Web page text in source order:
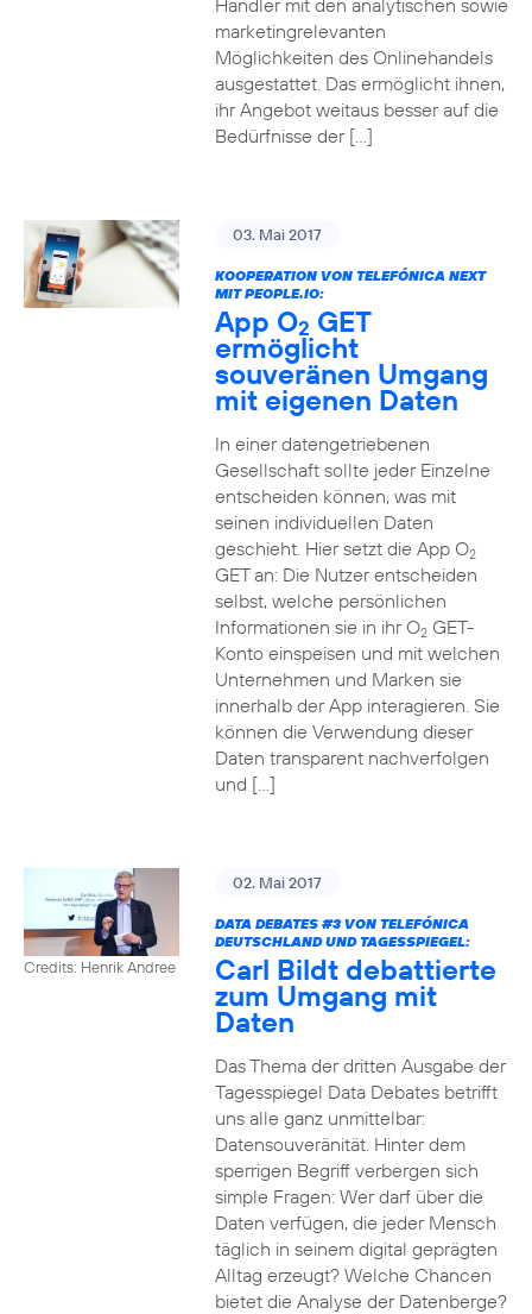
Händler mit den analytischen sowie
marketingrelevanten
Möglichkeiten des Onlinehandels
ausgestattet. Das ermöglicht ihnen,
ihr Angebot weitaus besser auf die
Bedürfnisse der […]
03. Mai 2017
KOOPERATION VON TELEFÓNICA NEXT
MIT PEOPLE.IO:
App O2 GET
ermöglicht
souveränen Umgang
mit eigenen Daten
In einer datengetriebenen
Gesellschaft sollte jeder Einzelne
entscheiden können, was mit
seinen individuellen Daten
geschieht. Hier setzt die App O2
GET an: Die Nutzer entscheiden
selbst, welche persönlichen
Informationen sie in ihr O2GET-
Konto einspeisen und mit welchen
Unternehmen und Marken sie
innerhalb der App interagieren. Sie
können die Verwendung dieser
Daten transparent nachverfolgen
und […]
Credits: Henrik Andree
02. Mai 2017
DATA DEBATES #3VON TELEFÓNICA
DEUTSCHLAND UND TAGESSPIEGEL:
Carl Bildt debattierte
zum Umgang mit
Daten
Das Thema der dritten Ausgabe der
Tagesspiegel Data Debates betrifft
uns alle ganz unmittelbar:
Datensouveränität. Hinter dem
sperrigen Begriff verbergen sich
simple Fragen: Wer darf über die
Daten verfügen, die jeder Mensch
täglich in seinem digital geprägten
Alltag erzeugt? Welche Chancen
bietet die Analyse der Datenberge?